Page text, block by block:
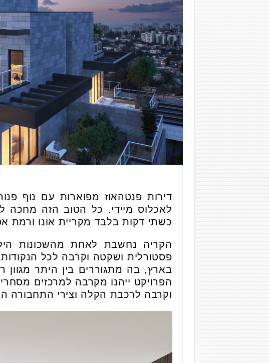
דירות פנטהאוז מפוארות עם נוף
לאכלוס מיידי. כל הטוב הזה
כשתי דקות בלבד מקריית אונו ורמת
הקריה נחשבת לאחת מהשכונות
פסטורלית ושקטה וקרבה לכל
בארץ, בה מתגוררים בין היתר
הפרויקט ייהנו מקרבה למרכזים
וקרבה לרכבת הקלה וצירי התחבורה